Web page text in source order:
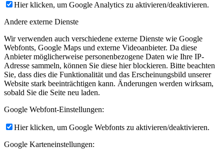
Hier klicken, um Google Analytics zu aktivieren/deaktivieren.
Andere externe Dienste
Wir verwenden auch verschiedene externe Dienste wie Google
Webfonts, Google Maps und externe Videoanbieter. Da diese
Anbieter möglicherweise personenbezogene Daten wie Ihre IP-
Adresse sammeln, können Sie diese hier blockieren. Bitte beachten
Sie, dass dies die Funktionalität und das Erscheinungsbild unserer
Website stark beeinträchtigen kann. Änderungen werden wirksam,
sobald Sie die Seite neu laden.
Google Webfont-Einstellungen:
Hier klicken, um Google Webfonts zu aktivieren/deaktivieren.
Google Karteneinstellungen: